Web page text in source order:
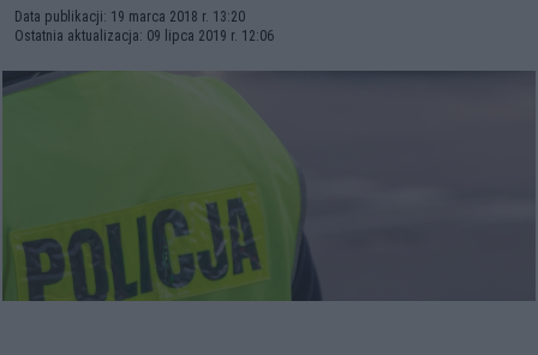
Data publikacji: 19 marca 2018 r. 13:20
Ostatnia aktualizacja: 09 lipca 2019 r. 12:06